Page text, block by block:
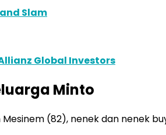
Slam
Global Investors
Minto
(82), nenek dan nenek